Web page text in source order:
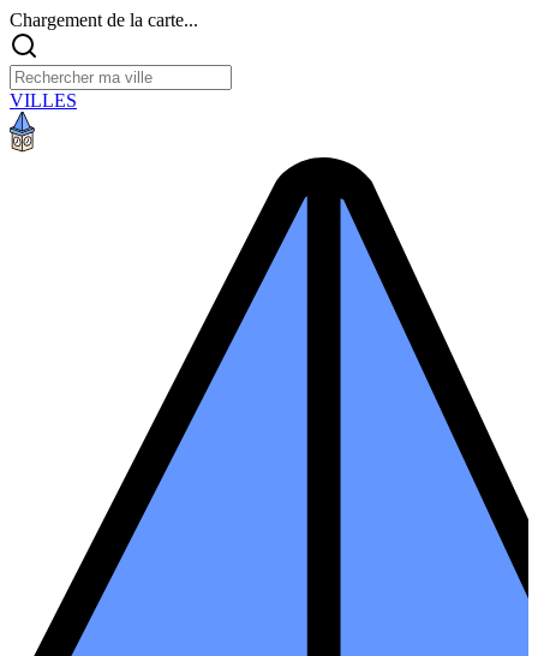
Chargement de la carte...
VILLES